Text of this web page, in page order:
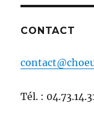
CONTACT
Tél. :